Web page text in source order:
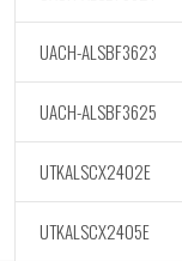
UACH-ALSBF3623
UACH-ALSBF3625
UTKALSCX2402E
UTKALSCX2405E